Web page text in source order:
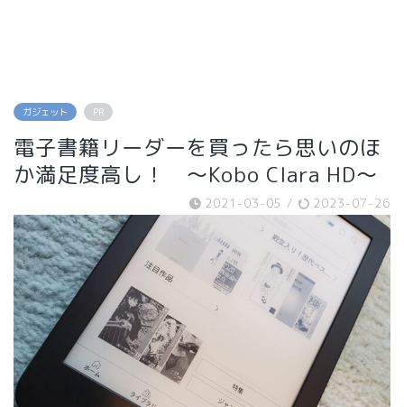
ガジェット PR
電子書籍リーダーを買ったら思いのほ
か満足度高し！ ～Kobo Clara HD～
2021-03-05 / 2023-07-26